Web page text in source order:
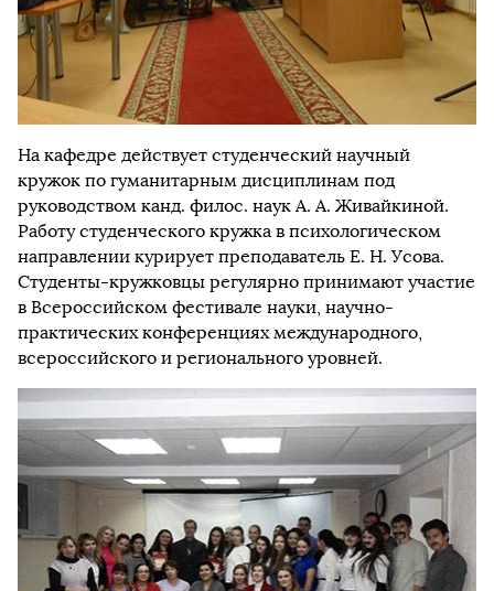
На кафедре действует студенческий научный
кружок по гуманитарным дисциплинам под
руководством канд. филос. наук А. А. Живайкиной.
Работу студенческого кружка в психологическом
направлении курирует преподаватель Е. Н. Усова.
Студенты-кружковцы регулярно принимают участие
в Всероссийском фестивале науки, научно-
практических конференциях международного,
всероссийского и регионального уровней.